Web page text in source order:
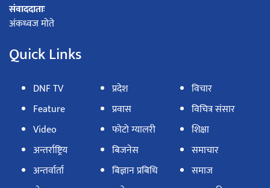
संवाददाताः
अंकध्वज मोते
Quick Links
DNF TV
Feature
Video
अन्तर्राष्ट्रिय
अन्तर्वार्ता
प्रदेश
प्रवास
फोटो ग्यालरी
बिजनेस
बिज्ञान प्रबिधि
विचार
विचित्र संसार
शिक्षा
समाचार
समाज